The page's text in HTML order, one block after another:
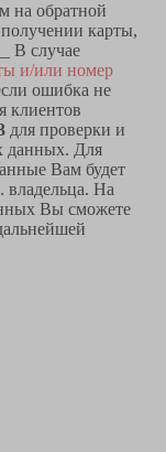
на обратной
карты,
В случае
и/или номер
ошибка не
клиентов
для проверки и
данных. Для
Вам будет
На
Вы сможете